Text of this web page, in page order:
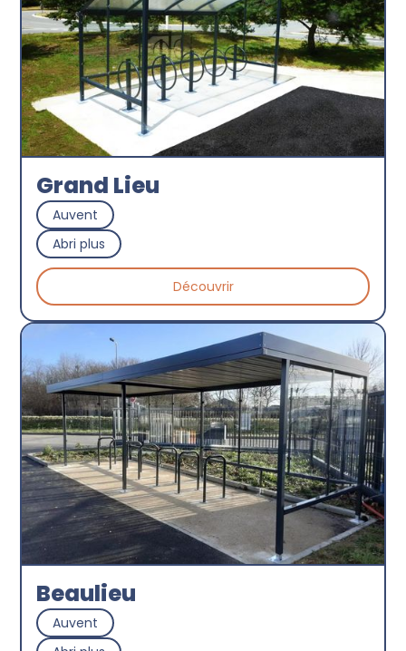
Grand Lieu
Auvent
Abri plus
Découvrir
Beaulieu
Auvent